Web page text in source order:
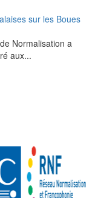
sur les Boues
Normalisation a
aux...